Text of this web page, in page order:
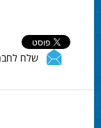
שלח